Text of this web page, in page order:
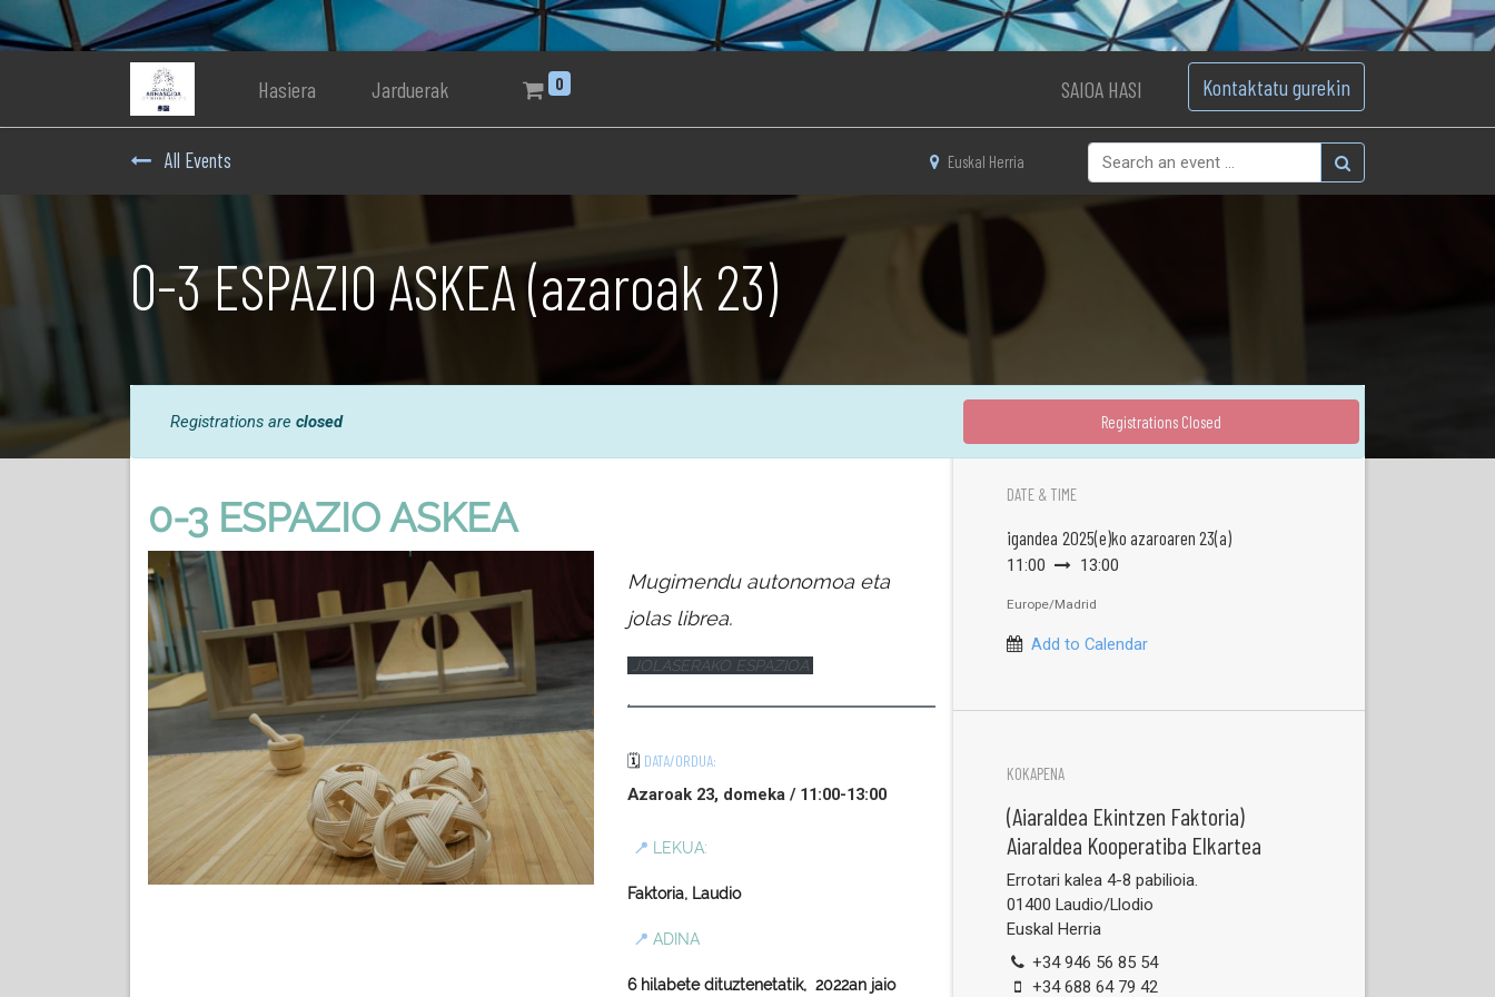
Hasiera Jarduerak 0 SAIOA HASI Kontaktatu gurekin
All Events Euskal Herria
0-3 ESPAZIO ASKEA (azaroak 23)
Registrations are closed Registrations Closed
0-3 ESPAZIO ASKEA
Mugimendu autonomoa eta
jolas librea.
JOLASERAKO ESPAZIOA
·
🗓️ DATA/ORDUA:
Azaroak 23, domeka / 11:00-13:00
📍 LEKUA:
Faktoria, Laudio
📍 ADINA
6 hilabete dituztenetatik, 2022an jaio
DATE & TIME
igandea 2025(e)ko azaroaren 23(a)
11:00 13:00
Europe/Madrid
Add to Calendar
KOKAPENA
(Aiaraldea Ekintzen Faktoria)
Aiaraldea Kooperatiba Elkartea
Errotari kalea 4-8 pabilioia.
01400 Laudio/Llodio
Euskal Herria
+34 946 56 85 54
+34 688 64 79 42